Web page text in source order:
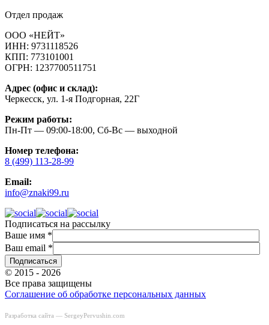
Отдел продаж
ООО «НЕЙТ»
ИНН: 9731118526
КПП: 773101001
ОГРН: 1237700511751
Адрес (офис и склад):
Черкесск, ул. 1-я Подгорная, 22Г
Режим работы:
Пн-Пт — 09:00-18:00, Сб-Вс — выходной
Номер телефона:
8 (499) 113-28-99
Email:
info@znaki99.ru
Подписаться на рассылку
Ваше имя *
Ваш email *
© 2015 - 2026
Все права защищены
Соглашение об обработке персональных данных
Разработка сайта — SergeyPervushin.com